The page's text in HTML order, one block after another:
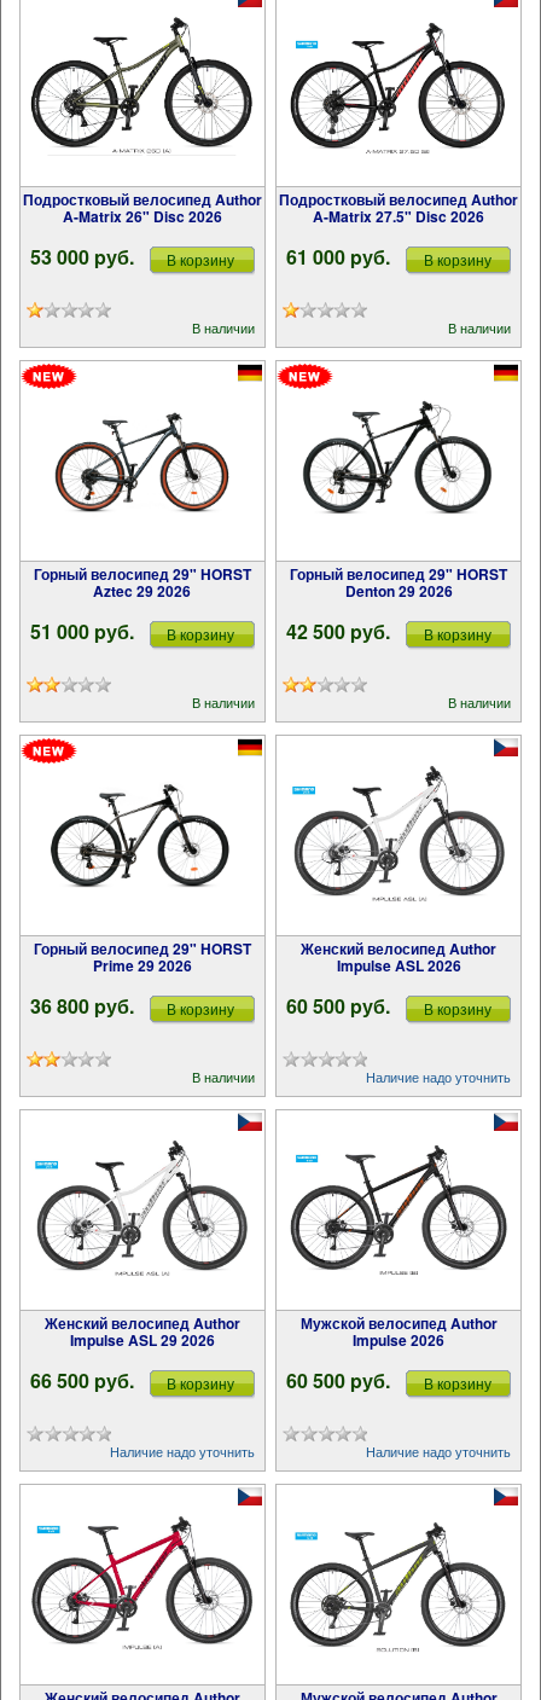
Подростковый велосипед Author
A-Matrix 26" Disc 2026
53 000 pуб. В корзину
В наличии
Подростковый велосипед Author
A-Matrix 27.5" Disc 2026
61 000 pуб. В корзину
В наличии
Горный велосипед 29" HORST
Aztec 29 2026
51 000 pуб. В корзину
В наличии
Горный велосипед 29" HORST
Denton 29 2026
42 500 pуб. В корзину
В наличии
Горный велосипед 29" HORST
Prime 29 2026
36 800 pуб. В корзину
В наличии
Женский велосипед Author
Impulse ASL 2026
60 500 pуб. В корзину
Наличие надо уточнить
Женский велосипед Author
Impulse ASL 29 2026
66 500 pуб. В корзину
Наличие надо уточнить
Мужской велосипед Author
Impulse 2026
60 500 pуб. В корзину
Наличие надо уточнить